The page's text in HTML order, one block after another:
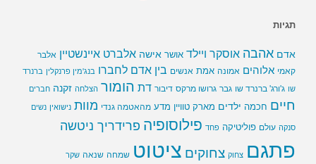
תגיות
אדם אהבה אוסקר ויילד אושר אישה אלברט איינשטיין אלבר
קאמי אלוהים אמונה אמת אנשים בין אדם לחברו בנג'מין פרנקלין ברנרד
שו ג'ורג' ברנרד שו גבר גרושו מרקס דיבור דת הומור הצלחה זקנה חברים
חיים חכמה ילדים מארק טוויין מדע מהאטמה גנדי מוות נישואין נשים
סנקה עולם פוליטיקה פחד פילוסופיה פרידריך ניטשה
פתגם צחוק צחוקים ציטוט שמחה שנאה שקר